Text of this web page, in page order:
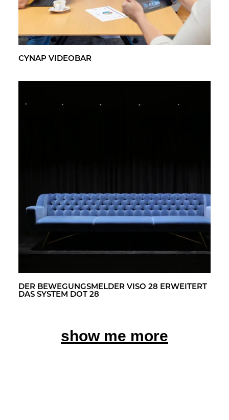
CYNAP VI­DEO­BAR
DER BE­WE­GUNGS­MEL­DER VISO 28 ER­WEI­TERT
DAS SYS­TEM DOT 28
show me more